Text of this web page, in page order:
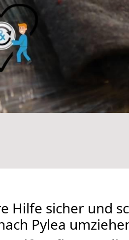
Hilfe sicher und
Pylea